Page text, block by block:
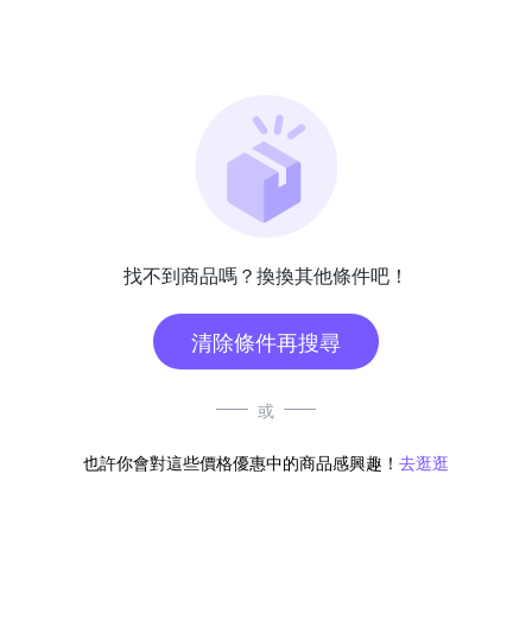
找不到商品嗎？換換其他條件吧！
清除條件再搜尋
或
也許你會對這些價格優惠中的商品感興趣！ 去逛逛